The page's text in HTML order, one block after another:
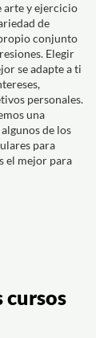
arte y ejercicio
de
conjunto
Elegir
se adapte a ti
personales.
una
de los
para
el mejor para
cursos